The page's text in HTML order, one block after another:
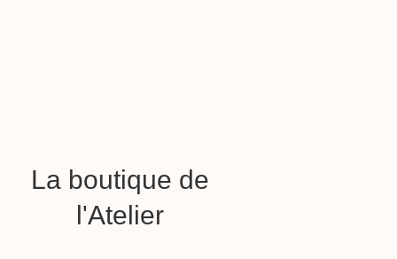
La boutique de
l'Atelier